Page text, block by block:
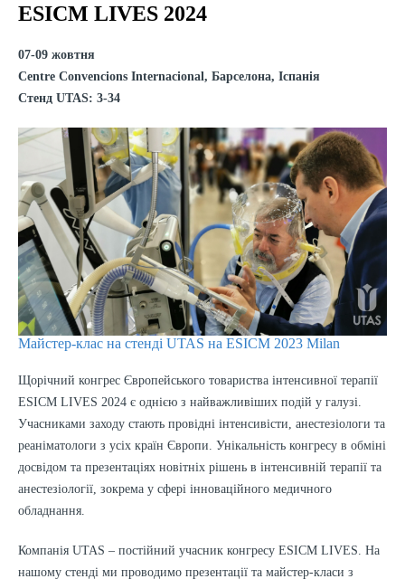
ESICM LIVES 2024
07-09 жовтня
Centre Convencions Internacional, Барселона, Іспанія
Стенд UTAS: 3-34
Майстер-клас на стенді UTAS на ESICM 2023 Milan
Щорічний конгрес Європейського товариства інтенсивної терапії
ESICM LIVES 2024 є однією з найважливіших подій у галузі.
Учасниками заходу стають провідні інтенсивісти, анестезіологи та
реаніматологи з усіх країн Європи. Унікальність конгресу в обміні
досвідом та презентаціях новітніх рішень в інтенсивній терапії та
анестезіології, зокрема у сфері інноваційного медичного
обладнання.
Компанія UTAS – постійний учасник конгресу ESICM LIVES. На
нашому стенді ми проводимо презентації та майстер-класи з